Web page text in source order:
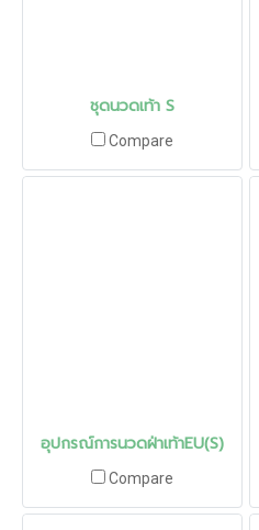
ชุดนวดเท้า S
Compare
อุปกรณ์การนวดฝ่าเท้าEU(S)
Compare